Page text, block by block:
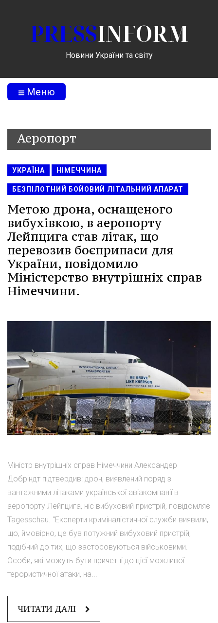
PRESSINFORM
Новини України та світу
Меню
Аеропорт
УКРАЇНА НІМЕЧЧИНА
БЕЗПІЛОТНИЙ БОЙОВИЙ ЛІТАЛЬНИЙ АПАРАТ
Метою дрона, оснащеного
вибухівкою, в аеропорту
Лейпцига став літак, що
перевозив боєприпаси для
України, повідомило
Міністерство внутрішніх справ
Німеччини.
Міністр внутрішніх справ Німеччини Александер
Добріндт підтвердив: дрон, виявлений поряд з
вантажними літаками української авіакомпанії в
аеропорту Лейпцига, ніс вибуховий пристрій, повідомляє
Tagesschau. "Експерти криміналістичної служби виявили,
що, ймовірно, це був потужний вибуховий пристрій,
подібний до тих, що застосовуються військовими.
Особи, які можуть бути причетні до цієї можливої
терористичної атаки, на...
ЧИТАТИ ДАЛІ